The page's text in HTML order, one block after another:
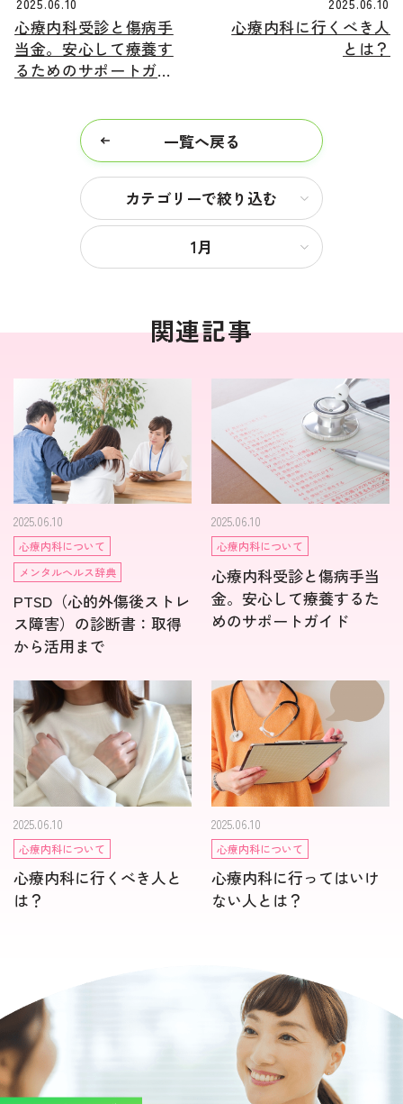
心療内科受診と傷病手
当金。安心して療養す
るためのサポートガイ
一覧へ戻る
心療内科に行くべき人
とは？
カテゴリーで絞り込む
1月
関連記事
心療内科について
メンタルヘルス辞典
PTSD（心的外傷後ストレ
ス障害）の診断書：取得
から活用まで
2025.06.10
心療内科について
心療内科受診と傷病手当
金。安心して療養するた
めのサポートガイド
2025.06.10
心療内科について
心療内科に行くべき人と
は？
2025.06.10
心療内科について
心療内科に行ってはいけ
ない人とは？
2025.06.10